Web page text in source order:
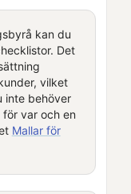
kan du
Det
vilket
inte behöver
var och en
Mallar för